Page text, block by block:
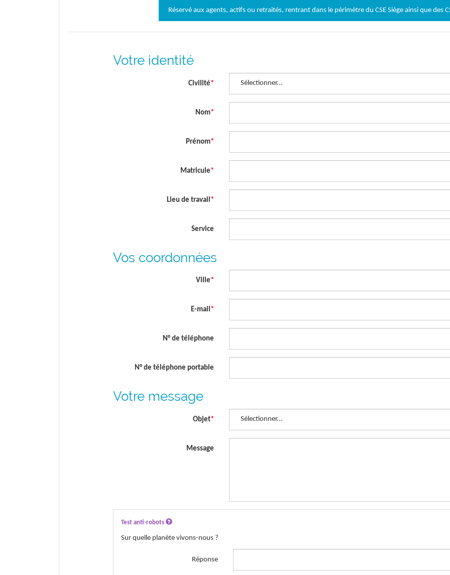
Réservé aux agents, actifs ou retraités, rentrant dans le périmètre du CSE Siège ainsi que des
Votre identité
Civilité*
Nom*
Prénom*
Matricule*
Lieu de travail *
Service
Vos coordonnées
Ville*
E-mail*
N° de téléphone
N° de téléphone portable
Votre message
Objet*
Message
Test anti-robots
Sur quelle planète vivons-nous ?
Réponse